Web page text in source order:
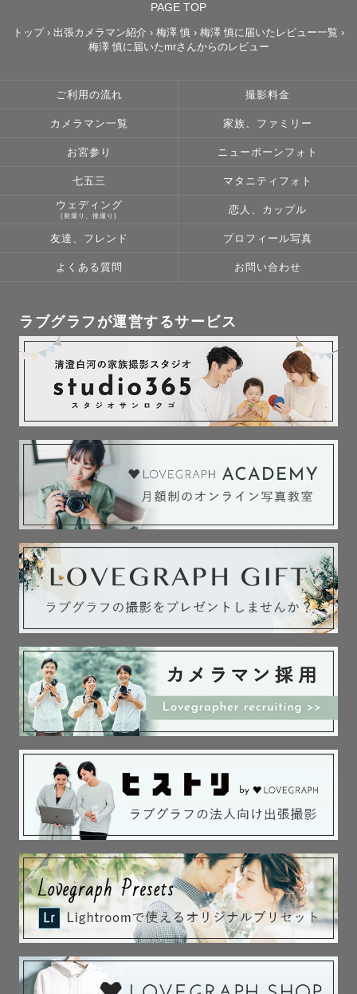
PAGE TOP
トップ › 出張カメラマン紹介 › 梅澤 慎 › 梅澤 慎に届いたレビュー一覧 ›
梅澤 慎に届いたmrさんからのレビュー
ご利用の流れ 撮影料金
カメラマン一覧 家族、ファミリー
お宮参り ニューボーンフォト
七五三 マタニティフォト
ウェディング
(前撮り、後撮り)
恋人、カップル
友達、フレンド プロフィール写真
よくある質問 お問い合わせ
ラブグラフが運営するサービス